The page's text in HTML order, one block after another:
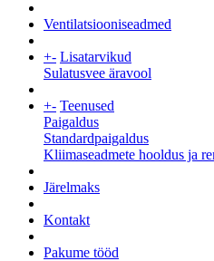
Ventilatsiooniseadmed
+- Lisatarvikud
Sulatusvee äravool
+- Teenused
Paigaldus
Standardpaigaldus
Kliimaseadmete hooldus ja
Järelmaks
Kontakt
Pakume tööd